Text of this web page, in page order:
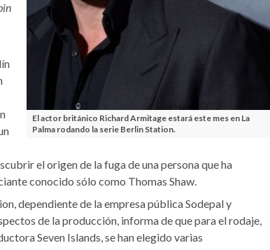
El actor británico Richard Armitage estará este mes en La
Palma rodando la serie Berlin Station.
el origen de la fuga de una persona que ha
conocido sólo como Thomas Shaw.
dependiente de la empresa pública Sodepal y
de la producción, informa de que para el rodaje,
Seven Islands, se han elegido varias